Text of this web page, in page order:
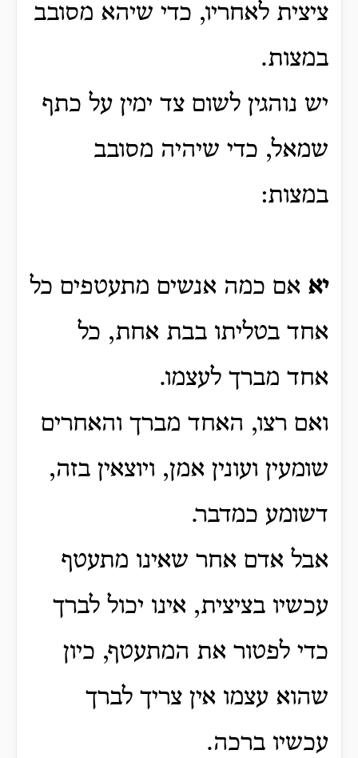
ציצית לאחריו, כדי שיהא מסובב
במצות.
יש נוהגין לשום צד ימין על כתף
שמאל, כדי שיהיה מסובב
במצות:
יא אם כמה אנשים מתעטפים כל
אחד בטליתו בבת אחת, כל
אחד מברך לעצמו.
ואם רצו, האחד מברך והאחרים
שומעין ועונין אמן, ויוצאין בזה,
דשומע כמדבר.
אבל אדם אחר שאינו מתעטף
עכשיו בציצית, אינו יכול לברך
כדי לפטור את המתעטף, כיון
שהוא עצמו אין צריך לברך
עכשיו ברכה.